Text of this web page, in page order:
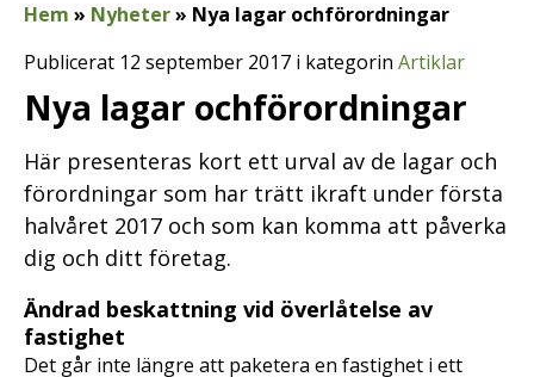
Hem » Nyheter» Nya lagar ochförordningar
Publicerat 12 september 2017 i kategorin Artiklar
Nya lagar ochförordningar
Här presenteras kort ett urval av de lagar och
förordningar som har trätt ikraft under första
halvåret 2017 och som kan komma att påverka
dig och ditt företag.
Ändrad beskattning vid överlåtelse av
fastighet
Det går inte längre att paketera en fastighet i ett